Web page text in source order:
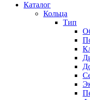
Каталог
Кольца
Тип